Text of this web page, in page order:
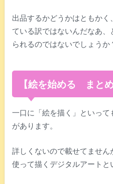
出品するかどうかはともか
ている訳ではないんだなあ
られるのではないでしょうか
【絵を始める まとめ
一口に「絵を描く」といっ
があります。
詳しくないので載せてませ
使って描くデジタルアートと